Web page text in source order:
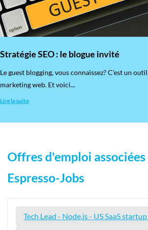
Stratégie SEO : le blogue invité
​Le guest blogging, vous connaissez? C’est un
marketing web. Et voici...
Lire la suite
Offres d'emploi
Espresso-Jobs
Tech Lead - Node.js - US SaaS